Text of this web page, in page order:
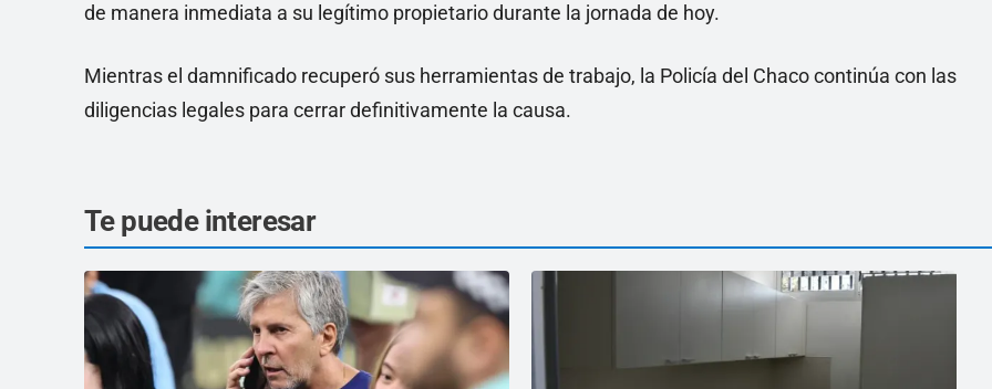
de manera inmediata a su legítimo propietario durante la jornada de hoy.
Mientras el damnificado recuperó sus herramientas de trabajo, la Policía del Chaco continúa con las
diligencias legales para cerrar definitivamente la causa.
Te puede interesar